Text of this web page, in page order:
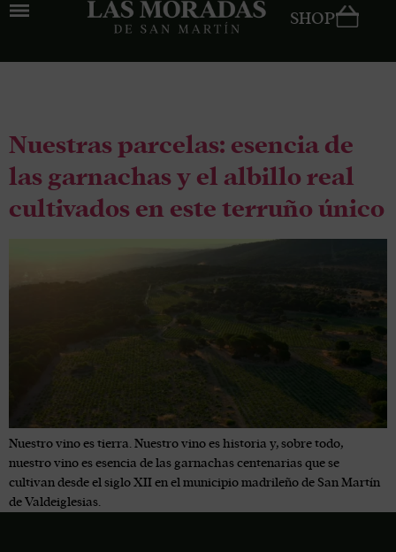
SHOP
Nuestras parcelas: esencia de
las garnachas y el albillo real
cultivados en este terruño único
Nuestro vino es tierra. Nuestro vino es historia y, sobre todo,
nuestro vino es esencia de las garnachas centenarias que se
cultivan desde el siglo XII en el municipio madrileño de San Martín
de Valdeiglesias.